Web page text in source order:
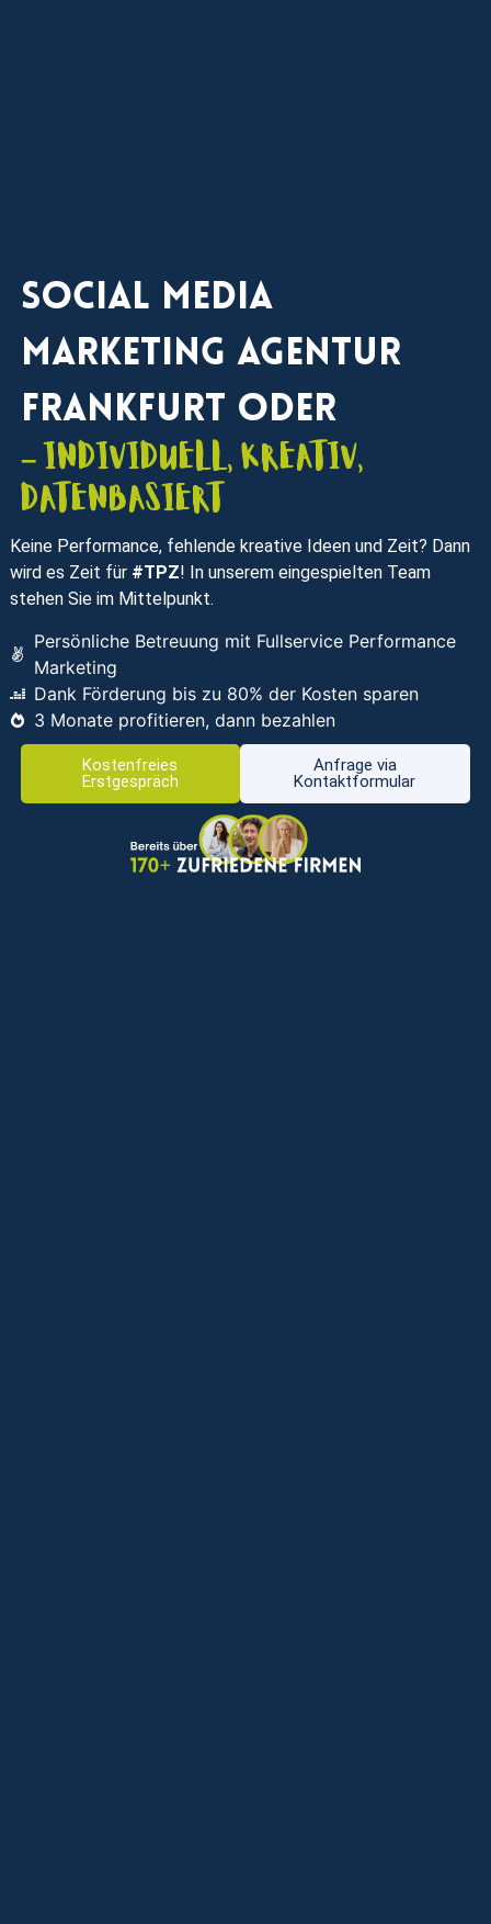
Social Media
Marketing Agentur
Frankfurt Oder
– individuell, kreativ,
datenbasiert
Keine Performance, fehlende kreative Ideen und Zeit? Dann
wird es Zeit für #TPZ! In unserem eingespielten Team
stehen Sie im Mittelpunkt.
Persönliche Betreuung mit Fullservice Performance
Marketing
Dank Förderung bis zu 80% der Kosten sparen
3 Monate profitieren, dann bezahlen
Kostenfreies
Erstgespräch
Anfrage via
Kontaktformular